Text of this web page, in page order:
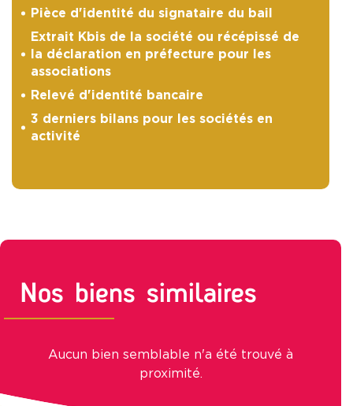
Pièce d'identité du signataire du bail
Extrait Kbis de la société ou récépissé de
la déclaration en préfecture pour les
associations
Relevé d'identité bancaire
3 derniers bilans pour les sociétés en
activité
Nos biens similaires
Aucun bien semblable n'a été trouvé à
proximité.